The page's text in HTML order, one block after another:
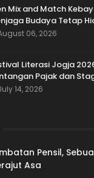
Mix and Match
Budaya Tetap
06, 2026
Literasi Jogja
Pajak dan
14, 2026
Pensil,
Asa